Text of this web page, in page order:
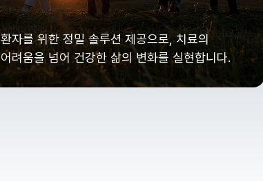
환자를 위한 정밀 솔루션 제공으로, 치료의
어려움을 넘어 건강한 삶의 변화를 실현합니다.